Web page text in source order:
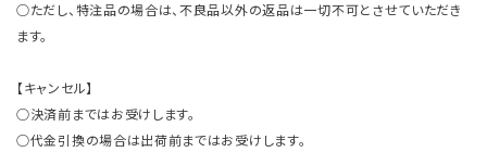
○ただし、特注品の場合は、不良品以外の返品は一切不可とさせていただき
ます。
【キャンセル】
○決済前まではお受けします。
○代金引換の場合は出荷前まではお受けします。